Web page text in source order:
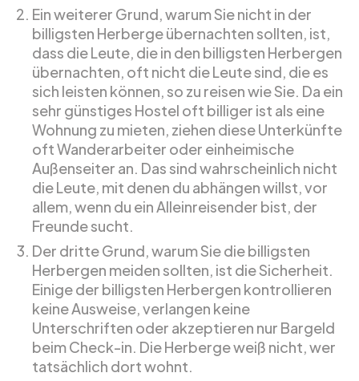
Ein weiterer Grund, warum Sie nicht in der
billigsten Herberge übernachten sollten, ist,
dass die Leute, die in den billigsten Herbergen
übernachten, oft nicht die Leute sind, die es
sich leisten können, so zu reisen wie Sie. Da ein
sehr günstiges Hostel oft billiger ist als eine
Wohnung zu mieten, ziehen diese Unterkünfte
oft Wanderarbeiter oder einheimische
Außenseiter an. Das sind wahrscheinlich nicht
die Leute, mit denen du abhängen willst, vor
allem, wenn du ein Alleinreisender bist, der
Freunde sucht.
Der dritte Grund, warum Sie die billigsten
Herbergen meiden sollten, ist die Sicherheit.
Einige der billigsten Herbergen kontrollieren
keine Ausweise, verlangen keine
Unterschriften oder akzeptieren nur Bargeld
beim Check-in. Die Herberge weiß nicht, wer
tatsächlich dort wohnt.